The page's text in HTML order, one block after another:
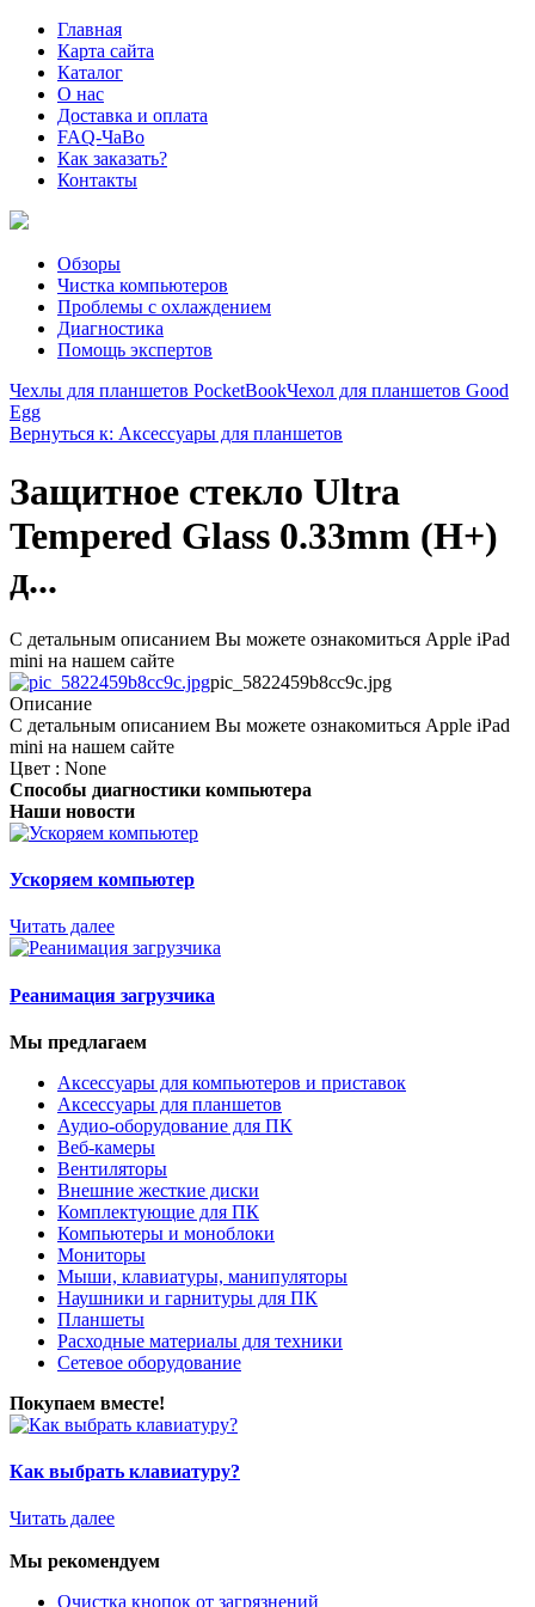
Главная
Карта сайта
Каталог
О нас
Доставка и оплата
FAQ-ЧаВо
Как заказать?
Контакты
Обзоры
Чистка компьютеров
Проблемы с охлаждением
Диагностика
Помощь экспертов
Чехлы для планшетов PocketBookЧехол для планшетов Good
Egg
Вернуться к: Аксессуары для планшетов
Защитное стекло Ultra
Tempered Glass 0.33mm (H+)
д...
С детальным описанием Вы можете ознакомиться Apple iPad
mini на нашем сайте
pic_5822459b8cc9c.jpg
Описание
С детальным описанием Вы можете ознакомиться Apple iPad
mini на нашем сайте
Цвет : None
Способы диагностики компьютера
Наши новости
Ускоряем компьютер
Читать далее
Реанимация загрузчика
Мы предлагаем
Аксессуары для компьютеров и приставок
Аксессуары для планшетов
Аудио-оборудование для ПК
Веб-камеры
Вентиляторы
Внешние жесткие диски
Комплектующие для ПК
Компьютеры и моноблоки
Мониторы
Мыши, клавиатуры, манипуляторы
Наушники и гарнитуры для ПК
Планшеты
Расходные материалы для техники
Сетевое оборудование
Покупаем вместе!
Как выбрать клавиатуру?
Читать далее
Мы рекомендуем
Очистка кнопок от загрязнений